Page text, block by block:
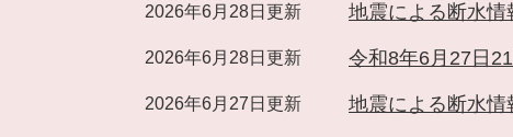
2026年6月28日更新 地震による断水
2026年6月28日更新 令和8年6月27日
2026年6月27日更新 地震による断水